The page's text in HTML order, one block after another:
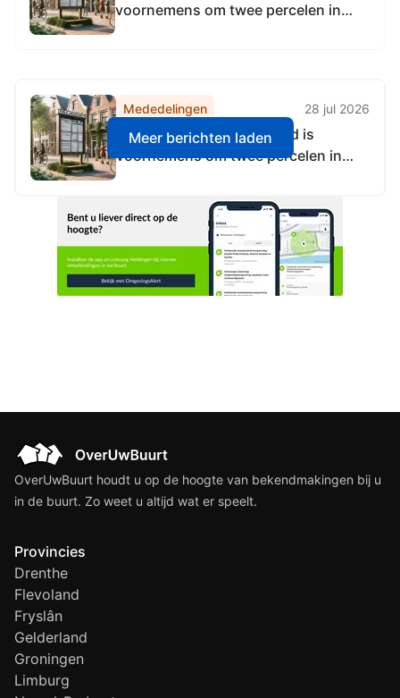
voornemens om twee percelen in
Mededelingen 28 jul 2026
Waterschap Zuiderzeeland is
voornemens om twee percelen in
duur van veertig jaren aan de
gemeente Almere:
Meer berichten laden
OverUwBuurt houdt u op de hoogte van bekendmakingen bij u
in de buurt. Zo weet u altijd wat er speelt.
Provincies
Drenthe
Flevoland
Fryslân
Gelderland
Groningen
Limburg